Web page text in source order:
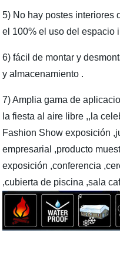
5) No hay postes interiores
el 100% el uso del espacio
6) fácil de montar y
y almacenamiento .
7) Amplia gama de
la fiesta al aire libre ,,la
Fashion Show exposición
empresarial ,producto
exposición ,conferencia
,cubierta de piscina ,sala